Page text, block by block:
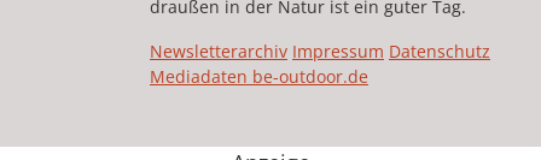
draußen in der Natur ist ein guter Tag.
Newsletterarchiv Impressum Datenschutz
Mediadaten be-outdoor.de